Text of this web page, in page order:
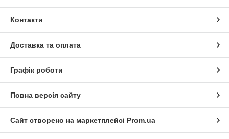
Контакти
Доставка та оплата
Графік роботи
Повна версія сайту
Сайт створено на маркетплейсі Prom.ua